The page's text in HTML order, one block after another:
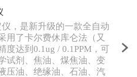
仪，是新升级的一款全自动
用了卡尔费休库仑法（又
度达到0.1ug / 0.1PPM，可
试剂、焦油、煤焦油、变
压油、绝缘油、石油、汽